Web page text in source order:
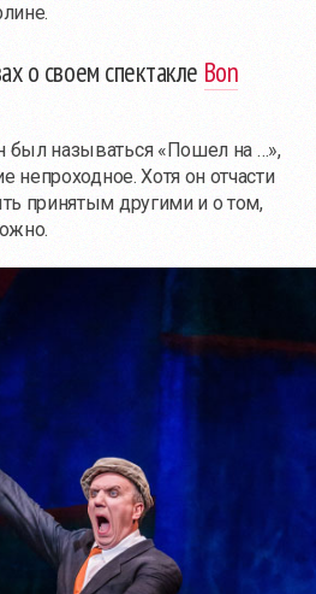
о своем спектакле Bon
был называться «Пошел на …»,
непроходное. Хотя он отчасти
принятым другими и о том,